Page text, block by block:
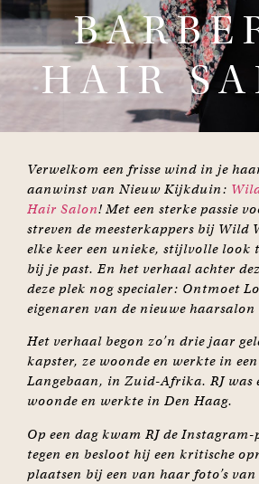
HAIR
Verwelkom een frisse wind in je
aanwinst van Nieuw Kijkduin:
Hair Salon! Met een sterke passie
streven de meesterkappers bij Wild
elke keer een unieke, stijlvolle look
bij je past. En het verhaal achter
deze plek nog specialer: Ontmoet
eigenaren van de nieuwe
Het verhaal begon zo’n drie jaar
kapster, ze woonde en werkte in
Langebaan, in Zuid-Afrika. RJ was
woonde en werkte in Den Haag.
Op een dag kwam RJ de
tegen en besloot hij een kritische
plaatsen bij een van haar foto’s van